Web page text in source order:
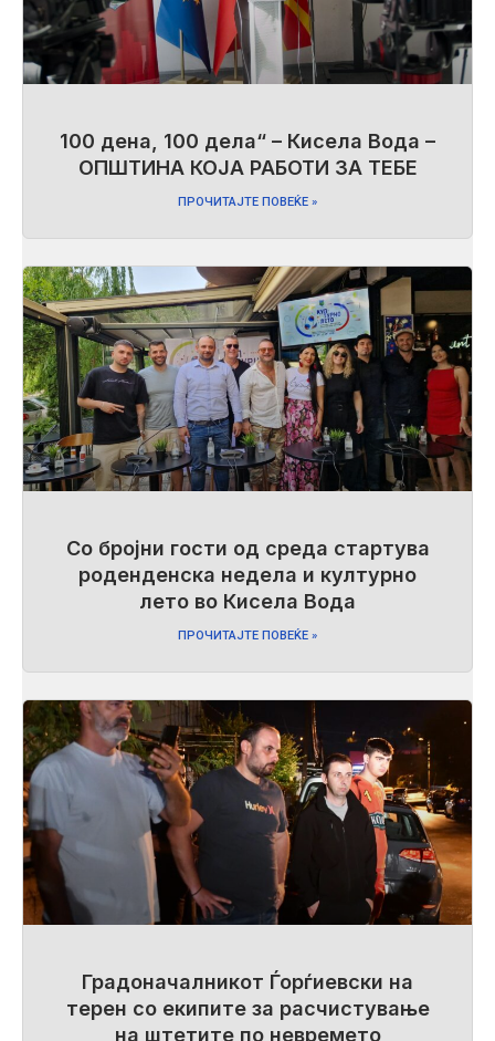
100 дена, 100 дела“ – Кисела Вода –
ОПШТИНА КОЈА РАБОТИ ЗА ТЕБЕ
ПРОЧИТАЈТЕ ПОВЕЌЕ »
Со бројни гости од среда стартува
роденденска недела и културно
лето во Кисела Вода
ПРОЧИТАЈТЕ ПОВЕЌЕ »
Градоначалникот Ѓорѓиевски на
терен со екипите за расчистување
на штетите по невремето